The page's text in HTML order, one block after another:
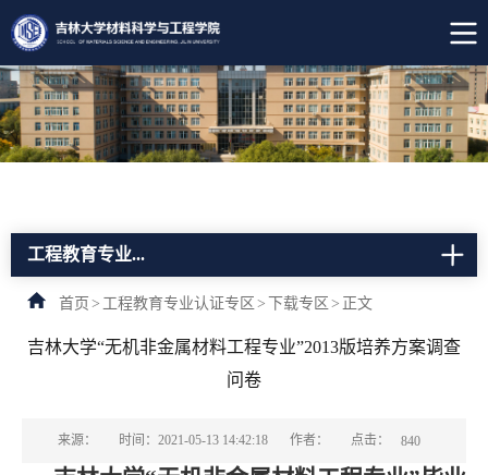
工程教育专业...
首页 > 工程教育专业认证专区 > 下载专区 > 正文
吉林大学“无机非金属材料工程专业”2013版培养方案调查
问卷
来源： 时间：2021-05-13 14:42:18 作者： 点击： 840